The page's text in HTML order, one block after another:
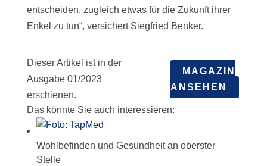
entscheiden, zugleich etwas für die Zukunft ihrer
Enkel zu tun“, versichert Siegfried Benker.
Dieser Artikel ist in der
Ausgabe 01/2023
erschienen.
MAGAZIN
ANSEHEN
Das könnte Sie auch interessieren:
Wohlbefinden und Gesundheit an oberster
Stelle